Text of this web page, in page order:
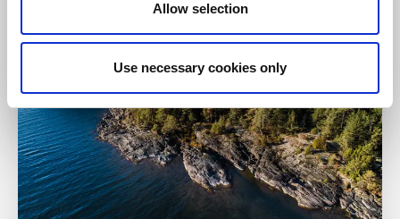
Allow selection
Use necessary cookies only